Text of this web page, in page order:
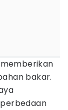
bakar.